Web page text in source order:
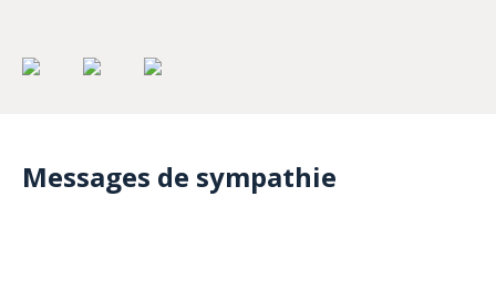
Messages de sympathie